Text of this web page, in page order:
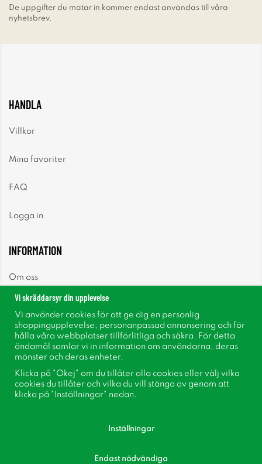
De uppgifter du matar in kommer endast användas till våra
nyhetsbrev.
HANDLA
Villkor
Mina favoriter
FAQ
Logga in
INFORMATION
Om oss
Nyhetsbrev
Om cookies
Inspiration
Vi skräddarsyr din upplevelse
Vi använder cookies för att ge dig en personlig
shoppingupplevelse, personanpassad annonsering och för
hålla våra webbplatser tillförlitliga och säkra. För detta
ändamål samlar vi in information om användarna, deras
mönster och deras enheter.
Klicka på "Okej" om du tillåter alla cookies eller välj vilka
cookies du tillåter och vilka du vill stänga av genom att
klicka på "Inställningar" nedan.
Inställningar
Endast nödvändiga